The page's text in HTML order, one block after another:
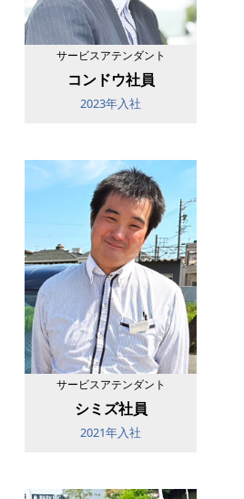
サービスアテンダント
コンドウ社員
2023年入社
サービスアテンダント
シミズ社員
2021年入社